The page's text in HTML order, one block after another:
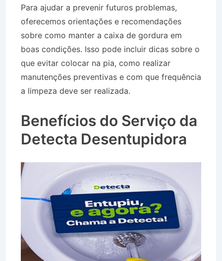
Para ajudar a prevenir futuros problemas,
oferecemos orientações e recomendações
sobre como manter a caixa de gordura em
boas condições. Isso pode incluir dicas sobre o
que evitar colocar na pia, como realizar
manutenções preventivas e com que frequência
a limpeza deve ser realizada.
Benefícios do Serviço da
Detecta Desentupidora